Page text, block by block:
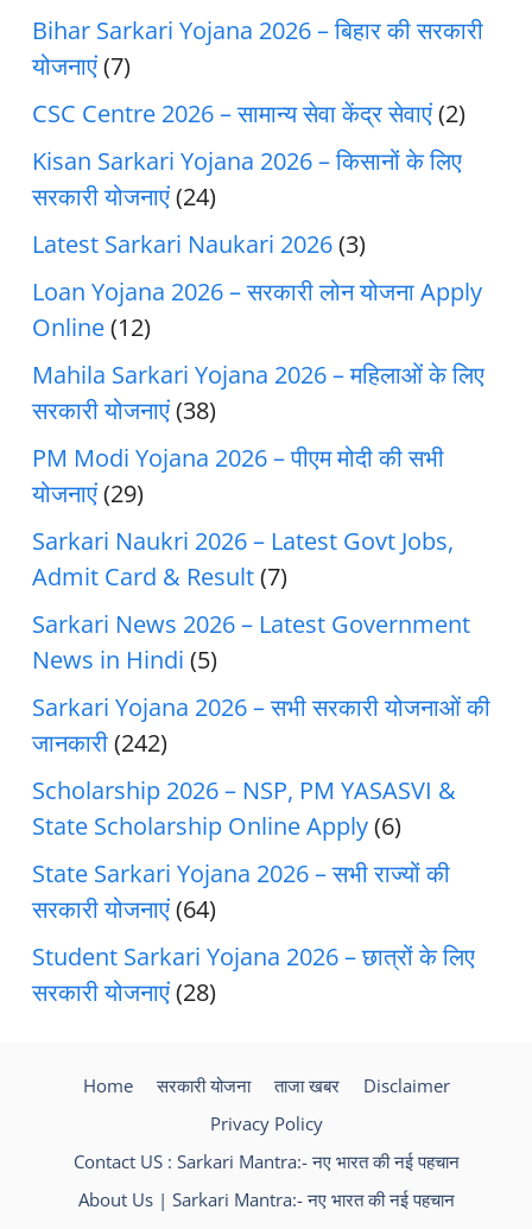
Bihar Sarkari Yojana 2026 – बिहार की सरकारी
योजनाएं(7)
CSC Centre 2026 – सामान्य सेवा केंद्र सेवाएं(2)
Kisan Sarkari Yojana 2026 – किसानों के लिए
सरकारी योजनाएं(24)
Latest Sarkari Naukari 2026(3)
Loan Yojana 2026 – सरकारी लोन योजना Apply
Online(12)
Mahila Sarkari Yojana 2026 – महिलाओं के लिए
सरकारी योजनाएं(38)
PM Modi Yojana 2026 – पीएम मोदी की सभी
योजनाएं(29)
Sarkari Naukri 2026 – Latest Govt Jobs,
Admit Card & Result(7)
Sarkari News 2026 – Latest Government
News in Hindi (5)
Sarkari Yojana 2026 – सभी सरकारी योजनाओं की
जानकारी(242)
Scholarship 2026 – NSP, PM YASASVI &
State Scholarship Online Apply(6)
State Sarkari Yojana 2026 – सभी राज्यों की
सरकारी योजनाएं(64)
Student Sarkari Yojana 2026 – छात्रों के लिए
सरकारी योजनाएं(28)
Home सरकारी योजना ताजा खबर
Disclaimer
Privacy Policy
Contact US : Sarkari Mantra:- नए भारत की नई पहचान
About Us | Sarkari Mantra:- नए भारत की नई पहचान